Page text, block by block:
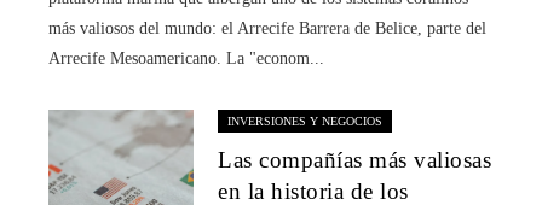
más valiosos del mundo: el Arrecife Barrera de Belice, parte del
Arrecife Mesoamericano. La "econom...
INVERSIONES Y NEGOCIOS
Las compañías más valiosas
en la historia de los